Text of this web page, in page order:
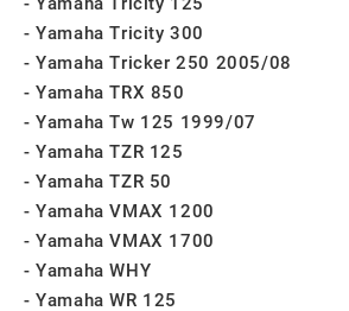
Yamaha Tricity 300
Yamaha Tricker 250 2005/08
Yamaha TRX 850
Yamaha Tw 125 1999/07
Yamaha TZR 125
Yamaha TZR 50
Yamaha VMAX 1200
Yamaha VMAX 1700
Yamaha WHY
Yamaha WR 125